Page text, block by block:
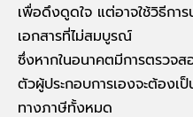
เพื่อดึงดูดใจ แต่อาจใช้วิธีกา
เอกสารที่ไม่สมบูรณ์
ซึ่งหากในอนาคตมีการตรวจ
ตัวผู้ประกอบการเองจะต้องเ
ทางภาษีทั้งหมด